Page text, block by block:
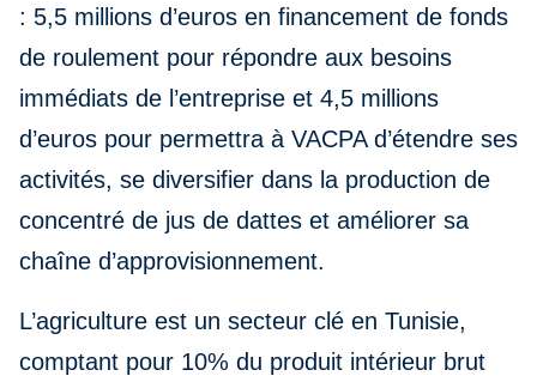
: 5,5 millions d’euros en financement de fonds
de roulement pour répondre aux besoins
immédiats de l’entreprise et 4,5 millions
d’euros pour permettra à VACPA d’étendre ses
activités, se diversifier dans la production de
concentré de jus de dattes et améliorer sa
chaîne d’approvisionnement.
L’agriculture est un secteur clé en Tunisie,
comptant pour 10% du produit intérieur brut